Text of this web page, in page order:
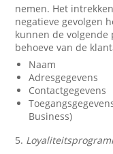
nemen. Het
negatieve gevolgen
kunnen de volgende
behoeve van de
Naam
Adresgegevens
Contactgegevens
Business)
5.